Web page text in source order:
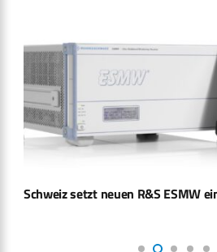
Schweiz setzt neuen R&S ESMW ein